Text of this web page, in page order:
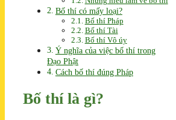
Bố thí có mấy loại?
Bố thí Pháp
Bố thí Tài
Bố thí Vô úy
Ý nghĩa của việc bố thí trong
Đạo Phật
Cách bố thí đúng Pháp
Bố thí là gì?